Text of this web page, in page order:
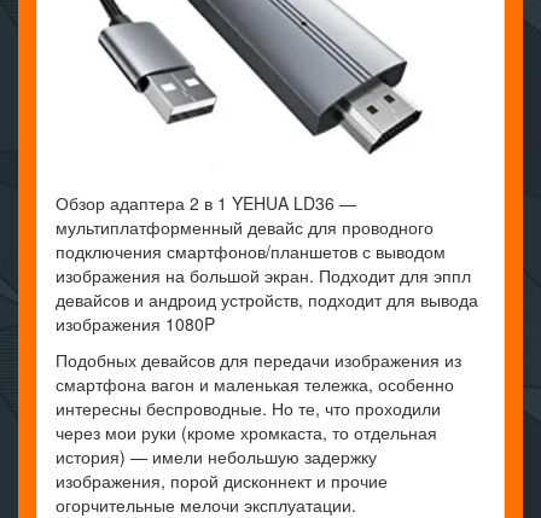
Обзор адаптера 2 в 1 YEHUA LD36 —
мультиплатформенный девайс для проводного
подключения смартфонов/планшетов с выводом
изображения на большой экран. Подходит для эппл
девайсов и андроид устройств, подходит для вывода
изображения 1080P
Подобных девайсов для передачи изображения из
смартфона вагон и маленькая тележка, особенно
интересны беспроводные. Но те, что проходили
через мои руки (кроме хромкаста, то отдельная
история) — имели небольшую задержку
изображения, порой дисконнект и прочие
огорчительные мелочи эксплуатации.